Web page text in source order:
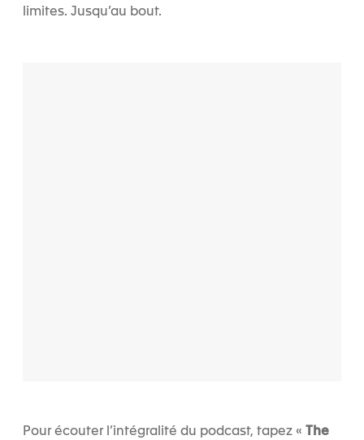
limites. Jusqu’au bout.
Pour écouter l’intégralité du podcast, tapez «
The